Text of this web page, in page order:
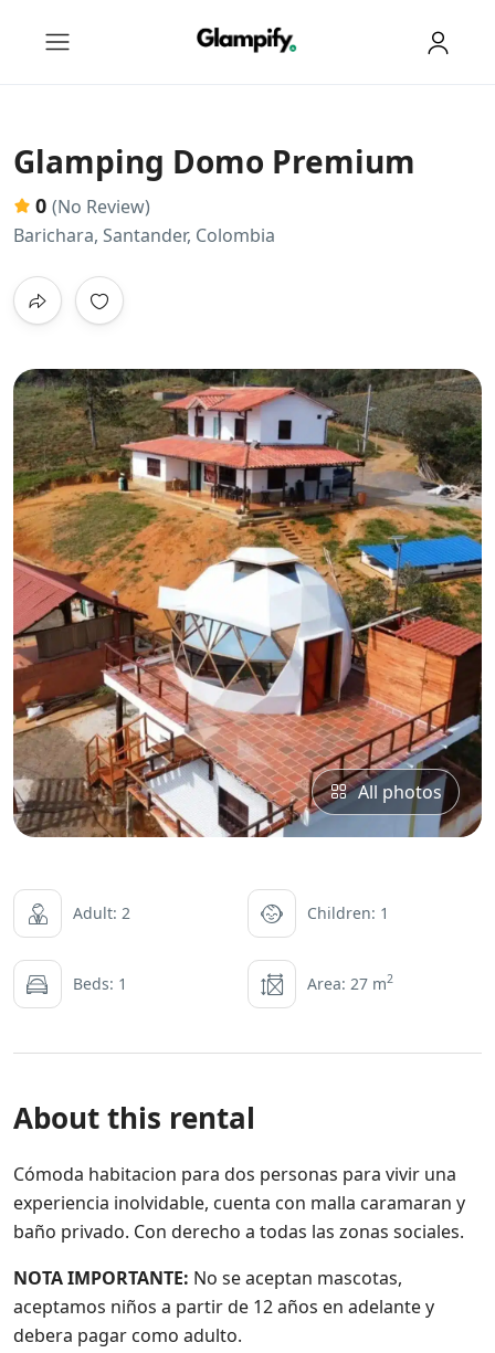
Glamping Domo Premium
0 (No Review)
Barichara, Santander, Colombia
All photos
Adult: 2 Children: 1
Beds: 1 Area: 27 m2
About this rental
Cómoda habitacion para dos personas para vivir una
experiencia inolvidable, cuenta con malla caramaran y
baño privado. Con derecho a todas las zonas sociales.
NOTA IMPORTANTE: No se aceptan mascotas,
aceptamos niños a partir de 12 años en adelante y
debera pagar como adulto.